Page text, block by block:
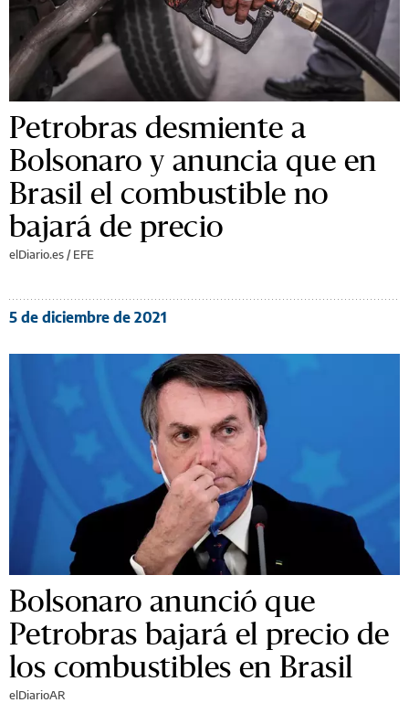
Petrobras desmiente a
Bolsonaro y anuncia que en
Brasil el combustible no
bajará de precio
elDiario.es / EFE
5 de diciembre de 2021
Bolsonaro anunció que
Petrobras bajará el precio de
los combustibles en Brasil
elDiarioAR